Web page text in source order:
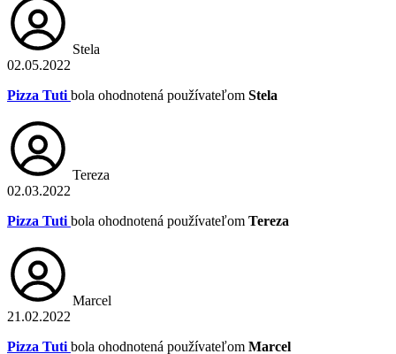
Stela
02.05.2022
Pizza Tuti bola ohodnotená používateľom Stela
Tereza
02.03.2022
Pizza Tuti bola ohodnotená používateľom Tereza
Marcel
21.02.2022
Pizza Tuti bola ohodnotená používateľom Marcel